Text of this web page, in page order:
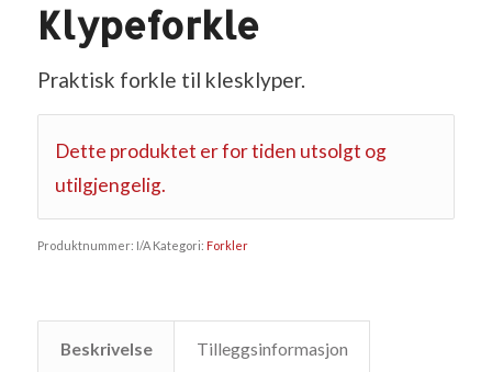
Klypeforkle
Praktisk forkle til klesklyper.
Dette produktet er for tiden utsolgt og
utilgjengelig.
Produktnummer: I/A Kategori: Forkler
Beskrivelse Tilleggsinformasjon